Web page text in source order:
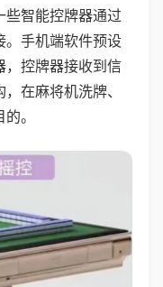
些智能控牌器通过
。手机端软件预设
，控牌器接收到信
在麻将机洗牌、
。